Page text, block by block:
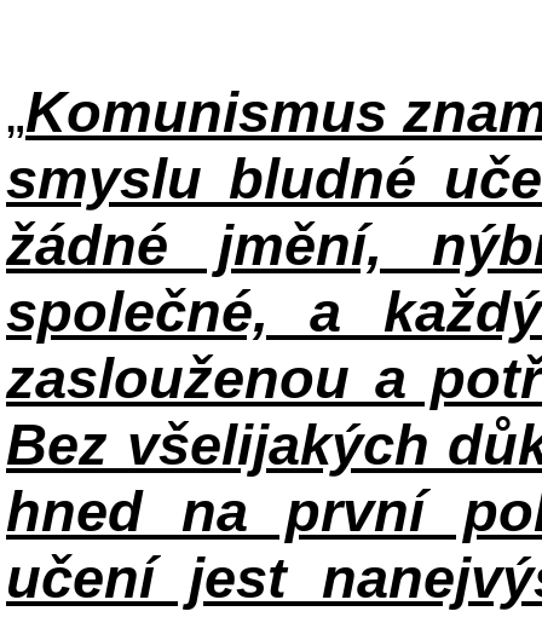
„Komunismus
smyslu bludné
žádné jmění,
společné, a
zaslouženou a
Bez všelijakých
hned na první
učení jest